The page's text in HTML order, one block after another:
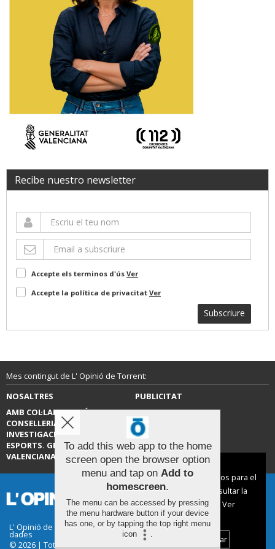
Recibe nuestro newsletter
Accepte els terminos d'ús Ver
Accepte la política de privacitat Ver
Subscriure
Mes contingut de L' Opinió de Torrent:
NOSALTRES
PUBLICITAT
AMB COL·LABORACIÓ DE LA
CONSELLERIA D’EDUCACIÓ,
INVESTIGACIÓ, CULTURA I
ESPORTS. GENERALITAT
VALENCIANA.
CONTACTE
L' Opinió de Torrent |Termes d'ús| Protecció de
dades
© 2026 | Tots els drets reservats
To add this web app to the home
screen open the browser option
menu and tap on Add to
homescreen.
The menu can be accessed by pressing
the menu hardware button if your device
has one, or by tapping the top right menu
icon
.
Aviso sobre el Uso de cookies:
Utilizamos cookies nuestras y de terceros para el
funcionamiento del digital. Puedes consultar la
lista de cookies y como desconectarlas.
Ver
nuestra Política de Privacidad y Cookies
Aceptar Cookies
Personalizar